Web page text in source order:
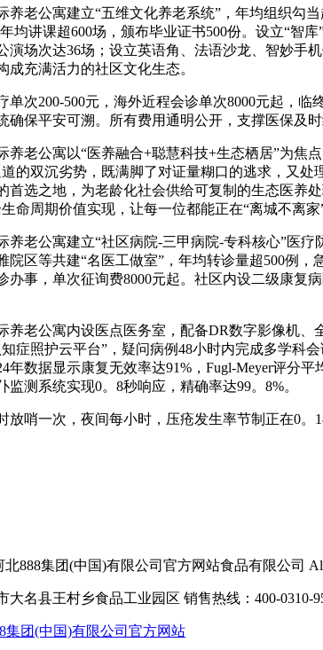
公寓建立“五维文化养老系统”，年均组织勾当
均讲课超600场，颁布毕业证书500份。设立“
演场次达36场；设立英语角、法语沙龙、智妙
成充满活力的社区文化生态。
200-500元，海外近程会诊单次8000元起，临
确保平安可溯。所有费用通明公开，支撑医保及时
公寓以“医养融合+聪慧科技+生态栖居”为焦
的双沉劣势，既满脚了对证量糊口的逃求，又
首选之地，为老龄化社会供给可复制的生态医
命周期价值实现，让每一位都能正在“离城不离家
公寓建立“社区病院-三甲病院-专科核心”医疗
院区等共建“名医工做室”，年均转诊量超500例
办事，单次征询费8000元起。社区内设二级康复
公寓内设医点医务室，配备DR数字影像机、
症照护云平台”，疑问病例48小时内完成多学科
年数据显示康复无效率达91%，Fugl-Meyer评
监测系统实现0。8秒响应，精确率达99。8%。
哨一次，夜间每小时，压疮发生率节制正在0。
北888集团(中国)有限公司官方网站食品有限公司 All
大名县王村乡食品工业园区 销售热线：400-0310-
集团(中国)有限公司官方网站